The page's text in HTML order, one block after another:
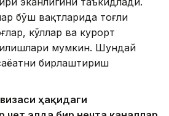
бўш вақтларида тоғли
кўллар ва курорт
қилишлари мумкин. Шундай
бирлаштириш
ҳақидаги